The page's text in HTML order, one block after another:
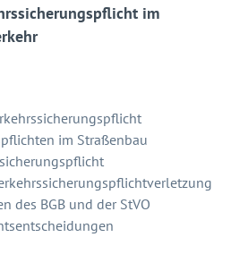
im
im Straßenbau
des BGB und der StVO